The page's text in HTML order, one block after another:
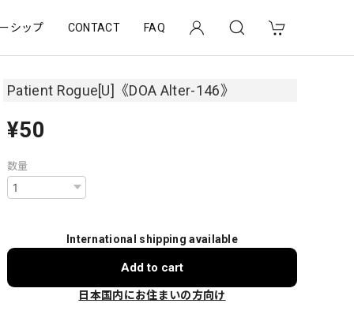
シップ CONTACT FAQ
Patient Rogue[U]《DOA Alter-146》
¥50
数量
International shipping available
Add to cart
日本国内にお住まいの方向け